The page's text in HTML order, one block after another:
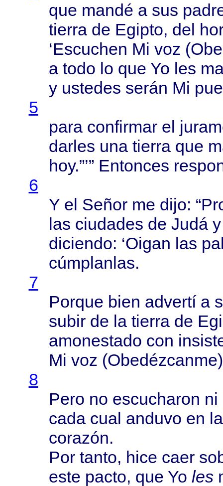
que mandé a sus
tierrade Egipto, del
‘Escuchen Mi voz (
a todo lo que Yo les
y ustedes serán Mi
5
para confirmarel
darles una tierraque
hoy.”’” Entonces
6
Y el Señorme dijo: “
las ciudades de Judáy
diciendo: ‘Oigan las
cúmplanlas.
7
Porque bien advertía
subirde la tierrade
amonestado con
Mi voz (Obedézcanme
8
Pero no escucharon ni
cada cual anduvo en
corazón.
Por tanto, hice caer
este pacto, que Yo les